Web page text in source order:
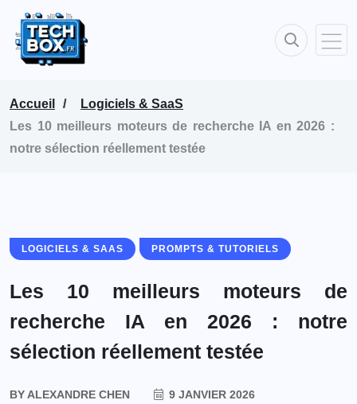
Accueil
Logiciels & SaaS
Les 10 meilleurs moteurs de recherche IA en 2026 :
notre sélection réellement testée
LOGICIELS & SAAS PROMPTS & TUTORIELS
Les 10 meilleurs moteurs de
recherche IA en 2026 : notre
sélection réellement testée
BY ALEXANDRE CHEN
9 JANVIER 2026